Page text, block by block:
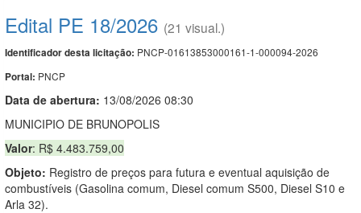
Edital PE 18/2026 (21 visual.)
Identificador desta licitação: PNCP-01613853000161-1-000094-2026
Portal: PNCP
Data de abertura: 13/08/2026 08:30
MUNICIPIO DE BRUNOPOLIS
Valor: R$ 4.483.759,00
Objeto: Registro de preços para futura e eventual aquisição de
combustíveis (Gasolina comum, Diesel comum S500, Diesel S10 e
Arla 32).